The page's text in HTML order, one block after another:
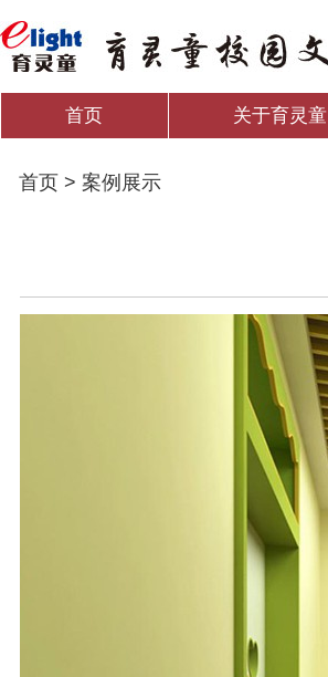
首页 关于育灵童
首页 > 案例展示